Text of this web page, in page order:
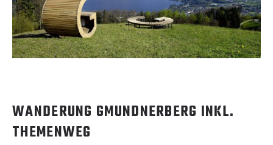
WANDERUNG GMUNDNERBERG INKL.
THEMENWEG